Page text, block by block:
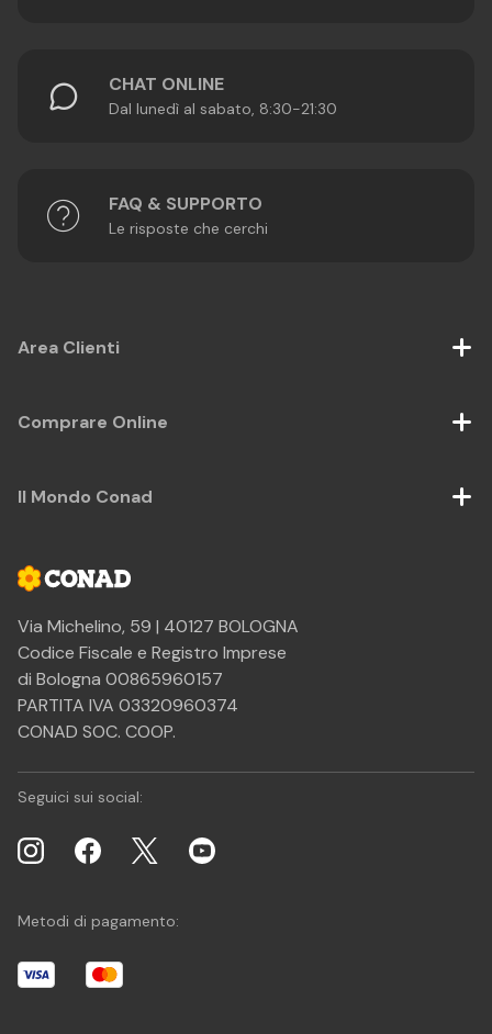
CHAT ONLINE
Dal lunedì al sabato, 8:30-21:30
FAQ & SUPPORTO
Le risposte che cerchi
Via Michelino, 59 | 40127 BOLOGNA
Codice Fiscale e Registro Imprese
di Bologna 00865960157
PARTITA IVA 03320960374
CONAD SOC. COOP.
Area Clienti
Comprare Online
Il Mondo Conad
Seguici sui social:
Metodi di pagamento: